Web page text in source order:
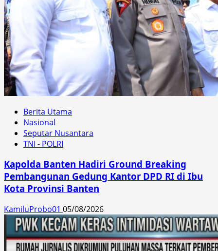
Berita Utama
Nasional
Seputar Nusantara
TNI - POLRI
Kapolda Banten Hadiri Ground Breaking
Pembangunan Gedung Kantor DPD RI di Ibu
Kota Provinsi Banten
KamiluProbo01 05/08/2026